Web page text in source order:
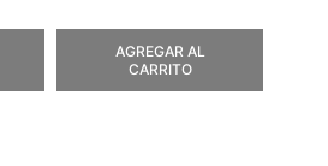
AGREGAR AL
CARRITO